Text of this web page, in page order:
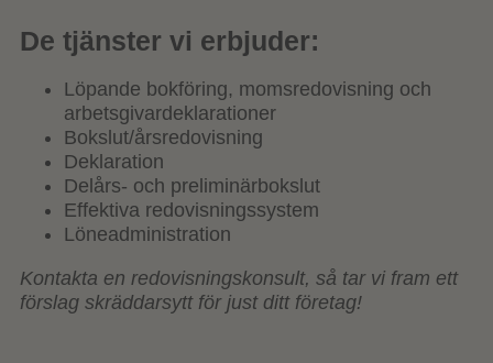
De tjänster vi erbjuder:
Löpande bokföring, momsredovisning och
arbetsgivardeklarationer
Bokslut/årsredovisning
Deklaration
Delårs- och preliminärbokslut
Effektiva redovisningssystem
Löneadministration
Kontakta en redovisningskonsult, så tar vi fram ett
förslag skräddarsytt för just ditt företag!